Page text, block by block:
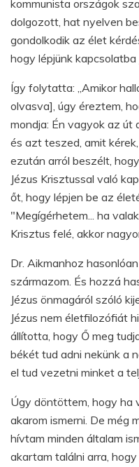
kommunista országok
dolgozott, hat nyelven
gondolkodik az élet
hogy lépjünk kapcsolatba
Így folytatta: „Amikor
olvasva], úgy éreztem,
mondja: Én vagyok az út
és azt teszed, amit
ezután arról beszélt,
Jézus Krisztussal való
őt, hogy lépjen be az
"Megígérhetem... ha
Krisztus felé, akkor
Dr. Aikmanhoz
származom. És hozzá
Jézus önmagáról szóló
Jézus nem életfilozófiát
állította, hogy Ő meg
békét tud adni nekünk a
el tud vezetni minket a
Úgy döntöttem, hogy ha
akarom ismerni. De még
hívtam minden általam
akartam találni arra,